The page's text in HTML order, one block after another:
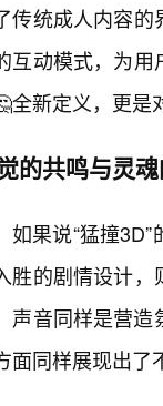
传统成人内容的
互动模式，为
全新定义，更是
的共鸣与灵
如果说“猛撞
胜的剧情设计
声音同样是营造
面同样展现出了